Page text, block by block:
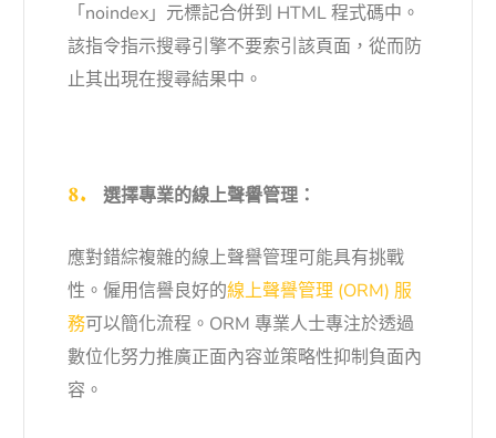
「noindex」元標記合併到 HTML 程式碼中。
該指令指示搜尋引擎不要索引該頁面，從而防
止其出現在搜尋結果中。
選擇專業的線上聲譽管理：
應對錯綜複雜的線上聲譽管理可能具有挑戰
性。僱用信譽良好的線上聲譽管理 (ORM) 服
務可以簡化流程。ORM 專業人士專注於透過
數位化努力推廣正面內容並策略性抑制負面內
容。